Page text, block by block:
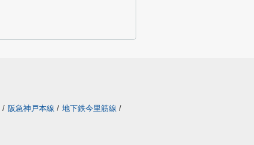
/ 阪急神戸本線 / 地下鉄今里筋線 /